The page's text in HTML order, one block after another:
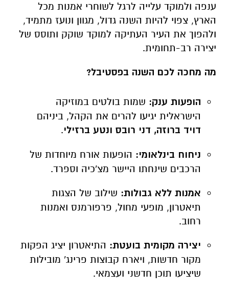
ענפה ולמוקד עלייה לרגל לשוחרי אמנות מכל
הארץ, צפוי להיות השנה גדול, מגוון ונועז מתמיד,
ולהפוך את העיר העתיקה למוקד שוקק ותוסס של
יצירה רב-תחומית.
מה מחכה לכם השנה בפסטיבל?
הופעות ענק: שמות בולטים במוזיקה
הישראלית יגיעו להרים את הקהל, ביניהם
דויד ברוזה, דני רובס ונטע ברזילי.
ניחוח בינלאומי: הופעות אורח מיוחדות של
הרכבים שינחתו היישר מצ'כיה וספרד.
אמנות ללא גבולות: שילוב של הצגות
תיאטרון, מופעי מחול, פרפורמנס ואמנות
רחוב.
יצירה מקומית בועטת: התיאטרון יציג הפקות
מקור חדשות, ויארח קבוצות פרינג' מובילות
שיציעו תוכן חדשני ועצמאי.